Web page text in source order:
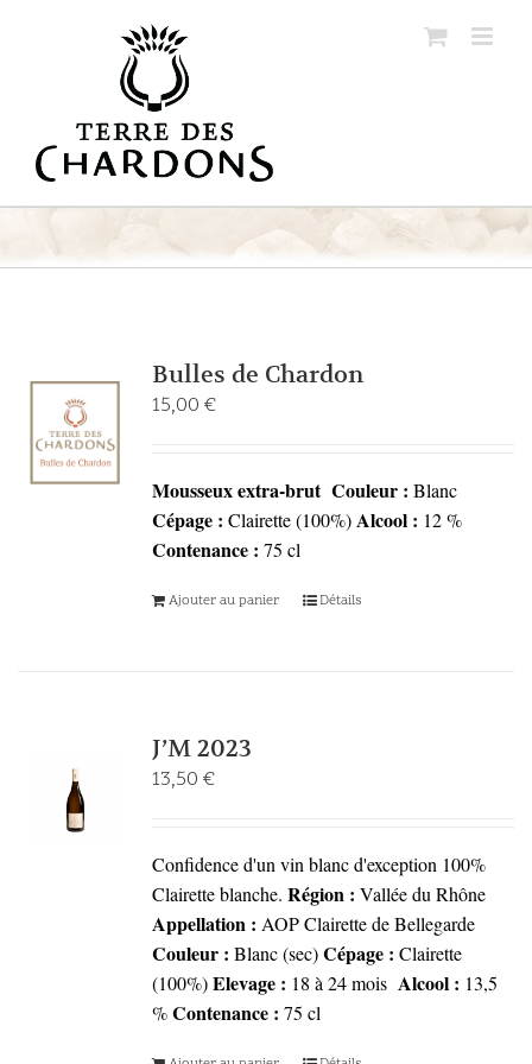
Bulles de Chardon
15,00 €
Mousseux extra-brut Couleur : Blanc
Cépage : Clairette (100%)Alcool : 12 %
Contenance : 75 cl
Ajouter au panier Détails
J’M 2023
13,50 €
Confidence d'un vin blanc d'exception 100%
Clairette blanche. Région : Vallée du Rhône
Appellation : AOP Clairette de Bellegarde
Couleur : Blanc (sec)Cépage : Clairette
(100%)Elevage : 18 à 24 mois Alcool : 13,5
%Contenance : 75 cl